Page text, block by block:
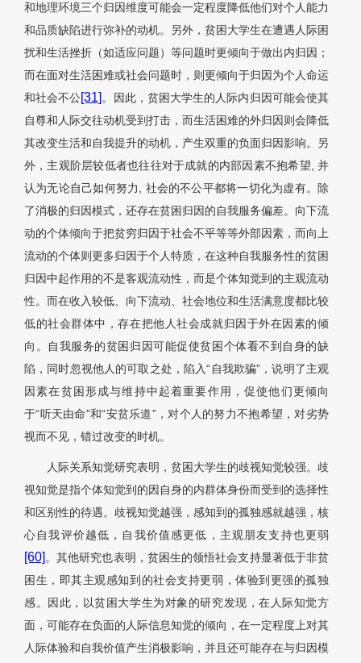
和地理环境三个归因维度可能会一定程度降低他们对个人能力
和品质缺陷进行弥补的动机。另外，贫困大学生在遭遇人际困
扰和生活挫折（如适应问题）等问题时更倾向于做出内归因；
而在面对生活困难或社会问题时，则更倾向于归因为个人命运
和社会不公[31]。因此，贫困大学生的人际内归因可能会使其
自尊和人际交往动机受到打击，而生活困难的外归因则会降低
其改变生活和自我提升的动机，产生双重的负面归因影响。另
外，主观阶层较低者也往往对于成就的内部因素不抱希望, 并
认为无论自己如何努力, 社会的不公平都将一切化为虚有。除
了消极的归因模式，还存在贫困归因的自我服务偏差。向下流
动的个体倾向于把贫穷归因于社会不平等等外部因素，而向上
流动的个体则更多归因于个人特质，在这种自我服务性的贫困
归因中起作用的不是客观流动性，而是个体知觉到的主观流动
性。而在收入较低、向下流动、社会地位和生活满意度都比较
低的社会群体中，存在把他人社会成就归因于外在因素的倾
向。自我服务的贫困归因可能促使贫困个体看不到自身的缺
陷，同时忽视他人的可取之处，陷入“自我欺骗”，说明了主观
因素在贫困形成与维持中起着重要作用，促使他们更倾向
于“听天由命”和“安贫乐道”，对个人的努力不抱希望，对劣势
视而不见，错过改变的时机。
人际关系知觉研究表明，贫困大学生的歧视知觉较强。歧
视知觉是指个体知觉到的因自身的内群体身份而受到的选择性
和区别性的待遇。歧视知觉越强，感知到的孤独感就越强，核
心自我评价越低，自我价值感更低，主观朋友支持也更弱
[60]。其他研究也表明，贫困生的领悟社会支持显著低于非贫
困生，即其主观感知到的社会支持更弱，体验到更强的孤独
感。因此，以贫困大学生为对象的研究发现，在人际知觉方
面，可能存在负面的人际信息知觉的倾向，在一定程度上对其
人际体验和自我价值产生消极影响，并且还可能存在与归因模